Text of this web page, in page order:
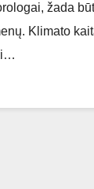
žada
Klimato